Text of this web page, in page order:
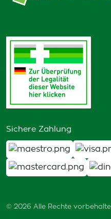
Sichere Zahlung
© 2026 Alle Rechte